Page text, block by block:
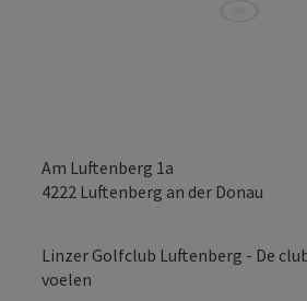
Am Luftenberg 1a
4222 Luftenberg an der Donau
Linzer Golfclub Luftenberg - De
voelen